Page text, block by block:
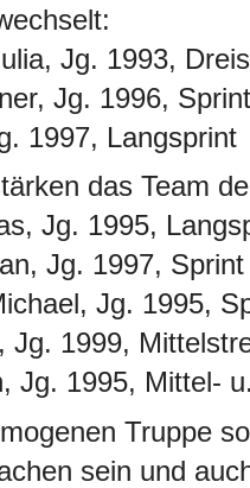
Jg. 1993,
Jg. 1996, Sprint
1997, Langsprint
das Team
Jg. 1995,
Jg. 1997, Sprint
Jg. 1995,
Jg. 1999,
Jg. 1995, Mittel-
Truppe
sein und